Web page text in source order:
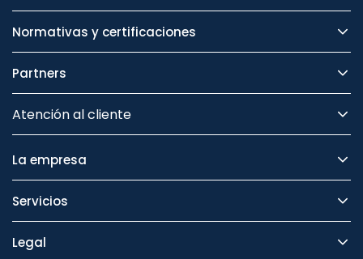
Normativas y certificaciones
Partners
Atención al cliente
La empresa
Servicios
Legal